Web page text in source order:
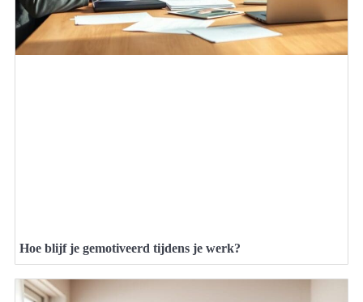
Hoe blijf je gemotiveerd tijdens je werk?